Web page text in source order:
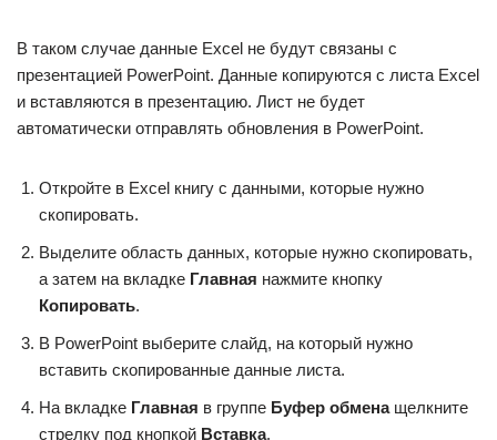
В таком случае данные Excel не будут связаны с
презентацией PowerPoint. Данные копируются с листа Excel
и вставляются в презентацию. Лист не будет
автоматически отправлять обновления в PowerPoint.
Откройте в Excel книгу с данными, которые нужно
скопировать.
Выделите область данных, которые нужно скопировать,
а затем на вкладке Главная нажмите кнопку
Копировать.
В PowerPoint выберите слайд, на который нужно
вставить скопированные данные листа.
На вкладке Главная в группе Буфер обменащелкните
стрелку под кнопкой Вставка.